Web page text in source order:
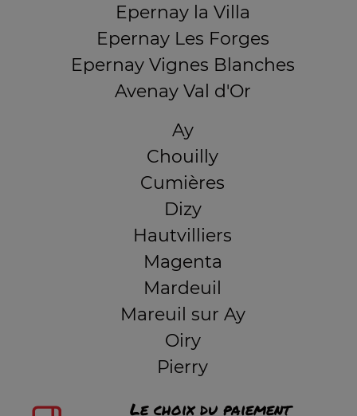
Epernay la Villa
Epernay Les Forges
Epernay Vignes Blanches
Avenay Val d'Or
Ay
Chouilly
Cumières
Dizy
Hautvilliers
Magenta
Mardeuil
Mareuil sur Ay
Oiry
Pierry
Le choix du paiement